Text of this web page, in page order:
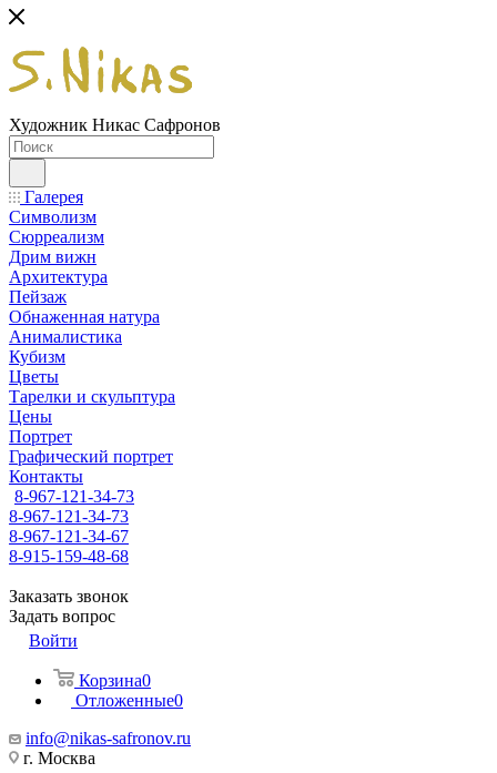
Художник Никас Сафронов
Галерея
Символизм
Сюрреализм
Дрим вижн
Архитектура
Пейзаж
Обнаженная натура
Анималистика
Кубизм
Цветы
Тарелки и скульптура
Цены
Портрет
Графический портрет
Контакты
8-967-121-34-73
8-967-121-34-73
8-967-121-34-67
8-915-159-48-68
Заказать звонок
Задать вопрос
Войти
Корзина0
Отложенные0
info@nikas-safronov.ru
г. Москва